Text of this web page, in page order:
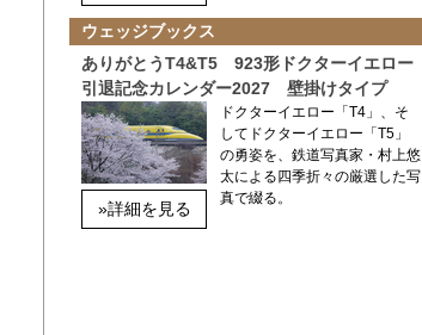
ウェッジブックス
ありがとうT4&T5 923形ドクターイエロー
引退記念カレンダー2027 壁掛けタイプ
»詳細を見る
ドクターイエロー「T4」、そ
してドクターイエロー「T5」
の勇姿を、鉄道写真家・村上悠
太による四季折々の厳選した写
真で綴る。